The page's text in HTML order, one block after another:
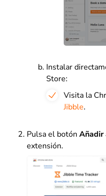
Instalar
Store:
Visita la
Jibble.
Pulsa el botón Añadir
extensión.